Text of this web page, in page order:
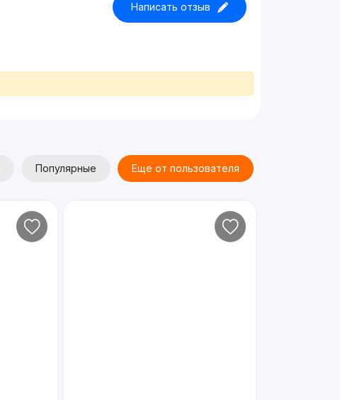
Написать отзыв
Популярные Еще от пользователя